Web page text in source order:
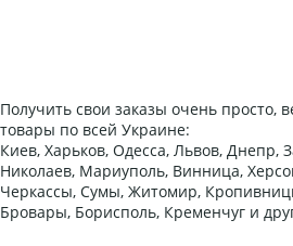
Получить свои заказы очень просто,
товары по всей Украине:
Киев, Харьков, Одесса, Львов, Днепр,
Николаев, Мариуполь, Винница,
Черкассы, Сумы, Житомир,
Бровары, Борисполь, Кременчуг и